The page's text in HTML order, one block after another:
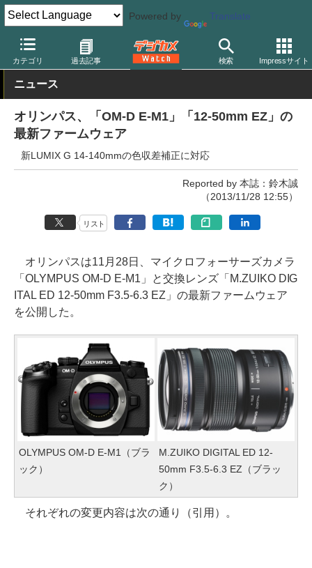
Powered by Translate
カテゴリ 過去記事 検索 Impressサイト
デジカメ Watch カメラ ミラーレスカメラ オリンパス
ニュース
オリンパス、「OM-D E-M1」「12-50mm EZ」の
最新ファームウェア
新LUMIX G 14-140mmの色収差補正に対応
Reported by 本誌：鈴木誠
（2013/11/28 12:55）
リスト
オリンパスは11月28日、マイクロフォーサーズカメラ
「OLYMPUS OM-D E-M1」と交換レンズ「M.ZUIKO DIG
ITAL ED 12-50mm F3.5-6.3 EZ」の最新ファームウェア
を公開した。
OLYMPUS OM-D E-M1（ブラ
ック）
M.ZUIKO DIGITAL ED 12-
50mm F3.5-6.3 EZ（ブラッ
ク）
それぞれの変更内容は次の通り（引用）。